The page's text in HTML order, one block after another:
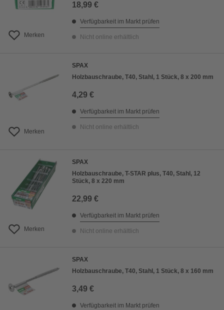
Merken
18,99 €
Verfügbarkeit im Markt prüfen
Nicht online erhältlich
Merken
SPAX
Holzbauschraube, T40, Stahl, 1 Stück, 8 x 200 mm
4,29 €
Verfügbarkeit im Markt prüfen
Nicht online erhältlich
Merken
SPAX
Holzbauschraube, T-STAR plus, T40, Stahl, 12
Stück, 8 x 220 mm
22,99 €
Verfügbarkeit im Markt prüfen
Nicht online erhältlich
SPAX
Holzbauschraube, T40, Stahl, 1 Stück, 8 x 160 mm
3,49 €
Verfügbarkeit im Markt prüfen